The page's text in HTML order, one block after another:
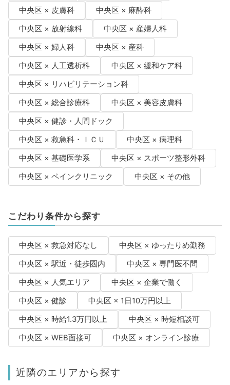
中央区 × 皮膚科
中央区 × 麻酔科
中央区 × 放射線科
中央区 × 産婦人科
中央区 × 婦人科
中央区 × 産科
中央区 × 人工透析科
中央区 × 緩和ケア科
中央区 × リハビリテーション科
中央区 × 総合診療科
中央区 × 美容皮膚科
中央区 × 健診・人間ドック
中央区 × 救急科・ＩＣＵ
中央区 × 病理科
中央区 × 基礎医学系
中央区 × スポーツ整形外科
中央区 × ペインクリニック
中央区 × その他
こだわり条件から探す
中央区 × 救急対応なし
中央区 × ゆったりめ勤務
中央区 × 駅近・徒歩圏内
中央区 × 専門医不問
中央区 × 人気エリア
中央区 × 企業で働く
中央区 × 健診
中央区 × 1日10万円以上
中央区 × 時給1.3万円以上
中央区 × 時短相談可
中央区 × WEB面接可
中央区 × オンライン診療
近隣のエリアから探す